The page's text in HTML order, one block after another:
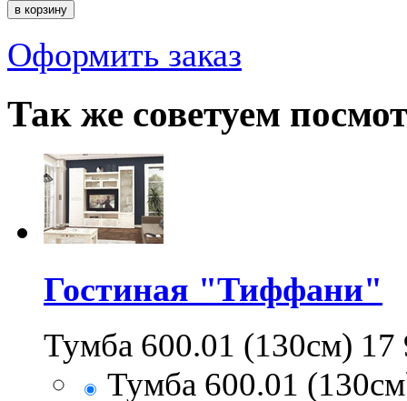
Оформить заказ
Так же советуем
Гостиная "Тиффани"
Тумба 600.01 (130см) 17
Тумба 600.01